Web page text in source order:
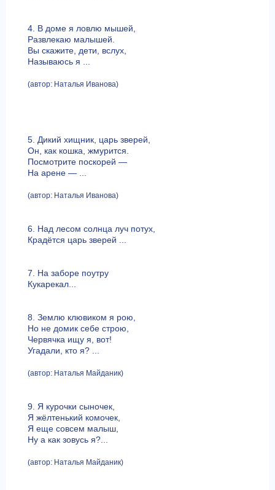
4. В доме я ловлю мышей,
Развлекаю малышей.
Вы скажите, дети, вслух,
Называюсь я ...
(автор: Наталья Иванова)
5. Дикий хищник, царь зверей,
Он, как кошка, жмурится.
Посмотрите поскорей —
На арене — ...
(автор: Наталья Иванова)
6. Над лесом солнца луч потух,
Крадётся царь зверей ...
7. На заборе поутру
Кукарекал...
8. Землю клювиком я рою,
Но не домик себе строю,
Червячка ищу я, вот!
Угадали, кто я? ...
(автор: Наталья Майданик)
9. Я курочки сыночек,
Я жёлтенький комочек,
Я еще совсем малыш,
Ну а как зовусь я?...
(автор: Наталья Майданик)